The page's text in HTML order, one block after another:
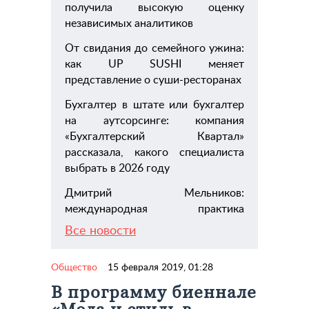
получила высокую оценку
независимых аналитиков
От свидания до семейного ужина:
как UP SUSHI меняет
представление о суши-ресторанах
Бухгалтер в штате или бухгалтер
на аутсорсинге: компания
«Бухгалтерский Квартал»
рассказала, какого специалиста
выбрать в 2026 году
Дмитрий Мельников:
международная практика
Все новости
Общество 15 февраля 2019, 01:28
В программу биеннале